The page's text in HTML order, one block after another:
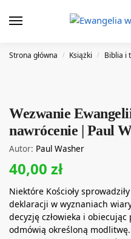
Strona główna / Książki / Biblia i
Wezwanie
nawrócenie | Paul
Autor: Paul Washer
40,00 zł
Niektóre Kościoły
deklaracji w wyznaniach
decyzję człowieka i
odmówią określoną